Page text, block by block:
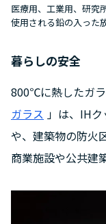
医療用、工業用、研究
使用される鉛の入った
暮らしの安全
800℃に熱したガ
ガラス 」は、IH
や、建築物の防火
商業施設や公共建